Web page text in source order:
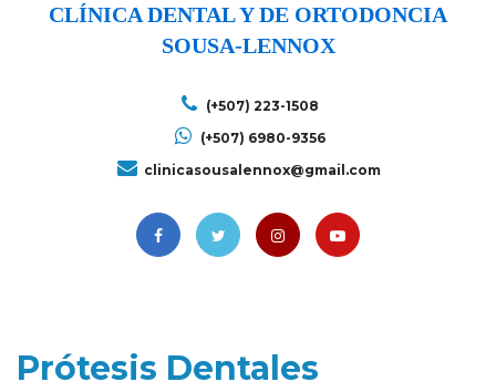
CLÍNICA DENTAL Y DE ORTODONCIA
SOUSA-LENNOX
(+507) 223-1508
(+507) 6980-9356
clinicasousalennox@gmail.com
Prótesis Dentales